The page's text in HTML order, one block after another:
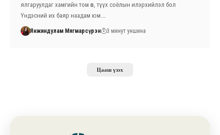
ялгаруулдаг хамгийн том өв, түүх соёлын илэрхийлэл бол
Үндэсний их баяр наадам юм.…
Янжиндулам Мягмарсүрэн 3 минут уншина
Цааш үзэх